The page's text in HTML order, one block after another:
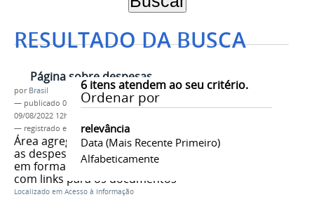
RESULTADO DA BUSCA
6itens atendem ao seu critério.
Ordenar por
relevância
Data (mais Recente Primeiro)
Alfabeticamente
Página sobre despesas
por Brasil
— publicado 04/06/2013 —última modificação
09/08/2022 12h42
— registrado em:
tag 1,tag 2,tag 3
Área agrega os documentos com
as despesas do órgão. Podem vir
em forma de lista ou em em texto
com links para os documentos
Localizado em Acesso à Informação